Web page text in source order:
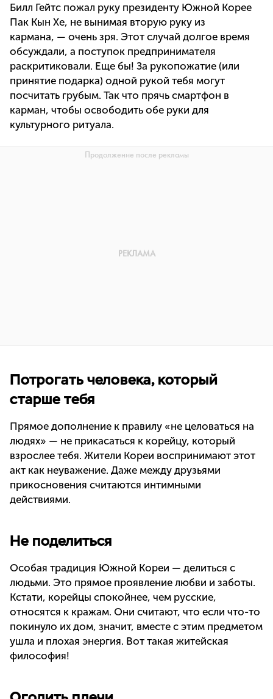
Билл Гейтс пожал руку президенту Южной Корее
Пак Кын Хе, не вынимая вторую руку из
кармана, — очень зря. Этот случай долгое время
обсуждали, а поступок предпринимателя
раскритиковали. Еще бы! За рукопожатие (или
принятие подарка) одной рукой тебя могут
посчитать грубым. Так что прячь смартфон в
карман, чтобы освободить обе руки для
культурного ритуала.
Потрогать человека, который
старше тебя
Прямое дополнение к правилу «не целоваться на
людях» — не прикасаться к корейцу, который
взрослее тебя. Жители Кореи воспринимают этот
акт как неуважение. Даже между друзьями
прикосновения считаются интимными
действиями.
Не поделиться
Особая традиция Южной Кореи — делиться с
людьми. Это прямое проявление любви и заботы.
Кстати, корейцы спокойнее, чем русские,
относятся к кражам. Они считают, что если что-то
покинуло их дом, значит, вместе с этим предметом
ушла и плохая энергия. Вот такая житейская
философия!